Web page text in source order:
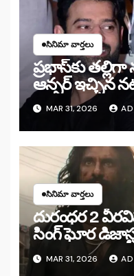
సినిమా వార్తలు
ప్రభాస్‌కు
ఆన్సర్ ఇచ్చిన
MAR 31, 2026
సినిమా వార్తలు
దురంధర 2
సింగ్ ఘోర
MAR 31, 2026